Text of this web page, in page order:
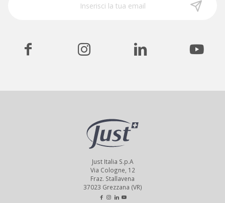
Just Italia S.p.A
Via Cologne, 12
Fraz. Stallavena
37023 Grezzana (VR)